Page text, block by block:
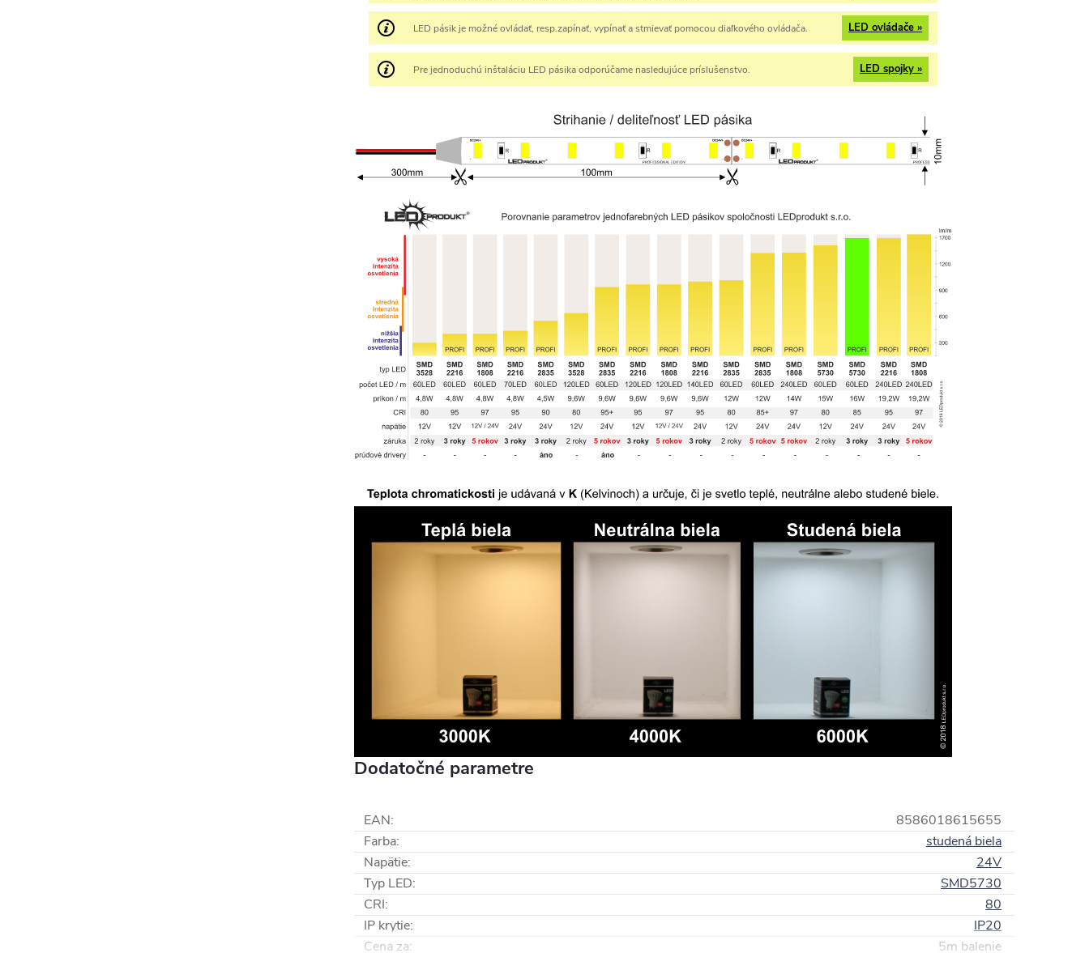
LED pásik je možné ovládať, resp.zapínať, vypínať a stmievať pomocou diaľkového ovládača. LED ovládače »
Pre jednoduchú inštaláciu LED pásika odporúčame nasledujúce príslušenstvo. LED spojky »
Dodatočné parametre
EAN:
8586018615655
Farba:
studená biela
Napätie:
24V
Typ LED:
SMD5730
CRI:
80
IP krytie:
IP20
Cena za: 5m balenie